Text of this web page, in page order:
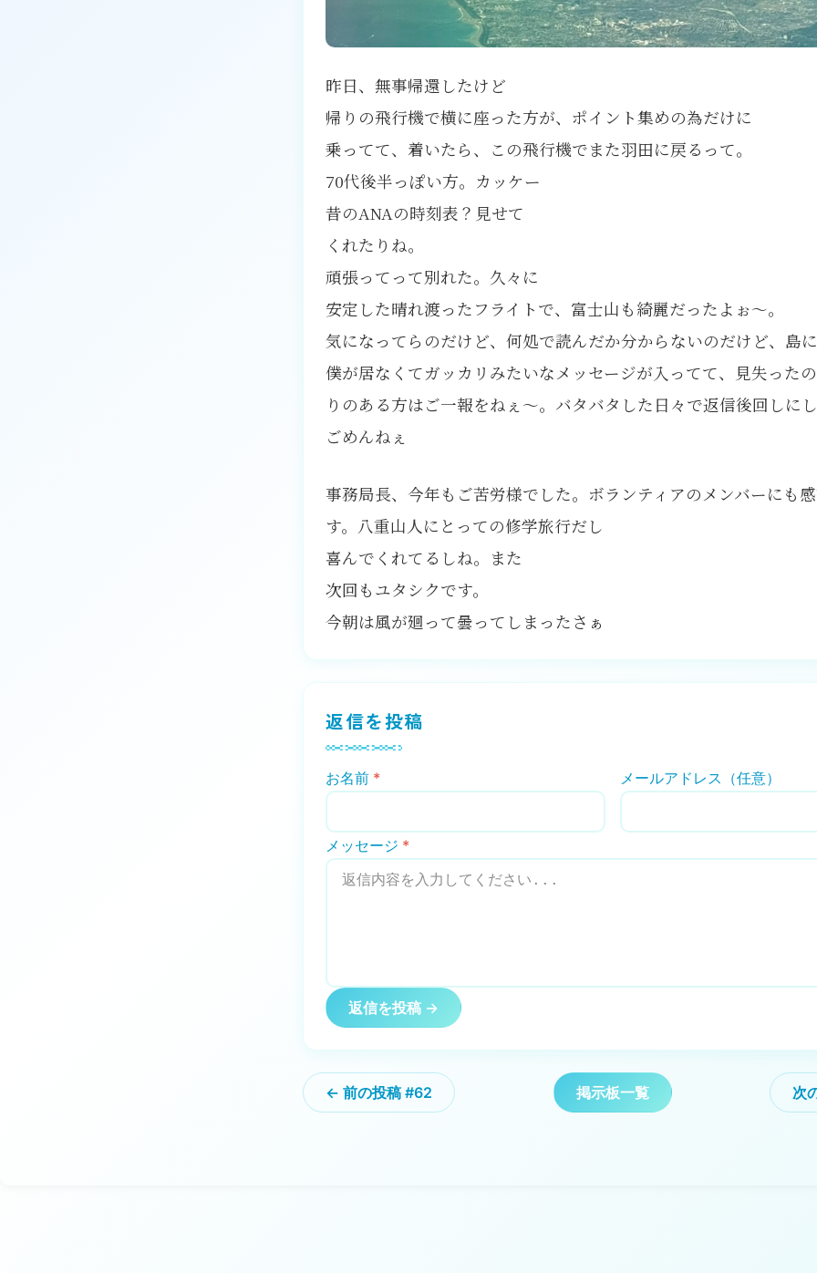
昨日、無事帰還したけど
帰りの飛行機で横に座った方が、ポイント集めの為だけに
乗ってて、着いたら、この飛行機でまた羽田に戻るって。
70代後半っぽい方。カッケー
昔のANAの時刻表？見せて
くれたりね。
頑張ってって別れた。久々に
安定した晴れ渡ったフライトで、富士山も綺麗だったよぉ〜。
気になってらのだけど、何処で読んだか分からないのだけど、島
僕が居なくてガッカリみたいなメッセージが入ってて、見失った
りのある方はご一報をねぇ〜。バタバタした日々で返信後回しに
ごめんねぇ
事務局長、今年もご苦労様でした。ボランティアのメンバーにも
す。八重山人にとっての修学旅行だし
喜んでくれてるしね。また
次回もユタシクです。
今朝は風が廻って曇ってしまったさぁ
返信を投稿
お名前 * メールアドレス（任意）
メッセージ *
返信を投稿 →
← 前の投稿 #62 掲示板一覧 次